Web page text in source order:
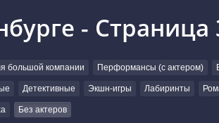
- Страница
большой компании Перформансы (с актером)
Детективные Экшн-игры Лабиринты
Без актеров